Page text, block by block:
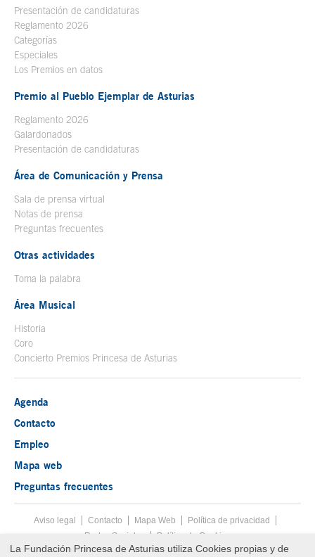
Presentación de candidaturas
Reglamento 2026
Categorías
Especiales
Los Premios en datos
Premio al Pueblo Ejemplar de Asturias
Reglamento 2026
Galardonados
Presentación de candidaturas
Área de Comunicación y Prensa
Sala de prensa virtual
Notas de prensa
Preguntas frecuentes
Otras actividades
Toma la palabra
Área Musical
Historia
Coro
Concierto Premios Princesa de Asturias
Agenda
Contacto
Empleo
Mapa web
Preguntas frecuentes
Menú pie
Aviso legal Tecla de acceso 8
Contacto Mapa Web
Política de privacidad
Redes Sociales
Política de Cookies
Fin menú pie
La Fundación Princesa de Asturias utiliza Cookies propias y de